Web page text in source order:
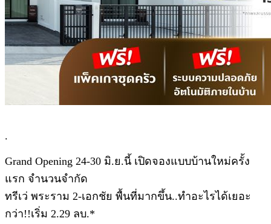
.
Grand Opening 24-30 มิ.ย.นี้ เปิดจองแบบบ้านใหม่ครั้ง
แรก จำนวนจำกัด
ทรีเว่ พระราม 2-เอกชัย พื้นที่มากขึ้น..ทำอะไรได้เยอะ
กว่า!!เริ่ม 2.29 ลบ.*